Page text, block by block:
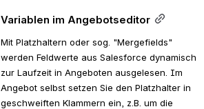
Variablen im Angebotseditor
Mit Platzhaltern oder sog. "Mergefields"
werden Feldwerte aus Salesforce dynamisch
zur Laufzeit in Angeboten ausgelesen. Im
Angebot selbst setzen Sie den Platzhalter in
geschweiften Klammern ein, z.B. um die